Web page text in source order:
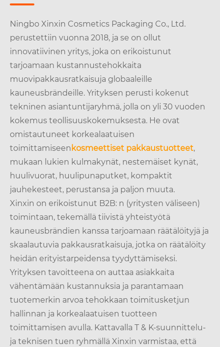
Ningbo Xinxin Cosmetics Packaging Co., Ltd.
perustettiin vuonna 2018, ja se on ollut
innovatiivinen yritys, joka on erikoistunut
tarjoamaan kustannustehokkaita
muovipakkausratkaisuja globaaleille
kauneusbrändeille. Yrityksen perusti kokenut
tekninen asiantuntijaryhmä, jolla on yli 30 vuoden
kokemus teollisuuskokemuksesta. He ovat
omistautuneet korkealaatuisen
toimittamiseen kosmeettiset pakkaustuotteet,
mukaan lukien kulmakynät, nestemäiset kynät,
huulivuorat, huulipunaputket, kompaktit
jauhekesteet, perustansa ja paljon muuta.
Xinxin on erikoistunut B2B: n (yritysten väliseen)
toimintaan, tekemällä tiivistä yhteistyötä
kauneusbrändien kanssa tarjoamaan räätälöityjä ja
skaalautuvia pakkausratkaisuja, jotka on räätälöity
heidän erityistarpeidensa tyydyttämiseksi.
Yrityksen tavoitteena on auttaa asiakkaita
vähentämään kustannuksia ja parantamaan
tuotemerkin arvoa tehokkaan toimitusketjun
hallinnan ja korkealaatuisen tuotteen
toimittamisen avulla. Kattavalla T & K-suunnittelu-
ja teknisen tuen ryhmällä Xinxin varmistaa, että